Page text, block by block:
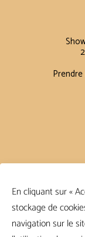
En cliquant sur «
stockage de
navigation sur le